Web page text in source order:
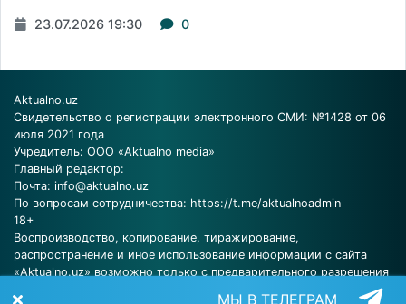
23.07.2026 19:30 0
Aktualno.uz
Свидетельство о регистрации электронного СМИ: №1428 от 06
июля 2021 года
Учредитель: ООО «Aktualno media»
Главный редактор:
Почта: info@aktualno.uz
По вопросам сотрудничества: https://t.me/aktualnoadmin
18+
Воспроизводство, копирование, тиражирование,
распространение и иное использование информации с сайта
«Aktualno.uz» возможно только с предварительного разрешения
МЫ В ТЕЛЕГРАМ